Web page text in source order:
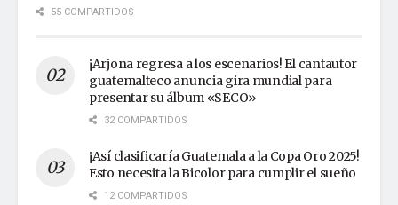
55 COMPARTIDOS
¡Arjona regresa a los escenarios! El cantautor
guatemalteco anuncia gira mundial para
presentar su álbum «SECO»
32 COMPARTIDOS
¡Así clasificaría Guatemala a la Copa Oro 2025!
Esto necesita la Bicolor para cumplir el sueño
12 COMPARTIDOS